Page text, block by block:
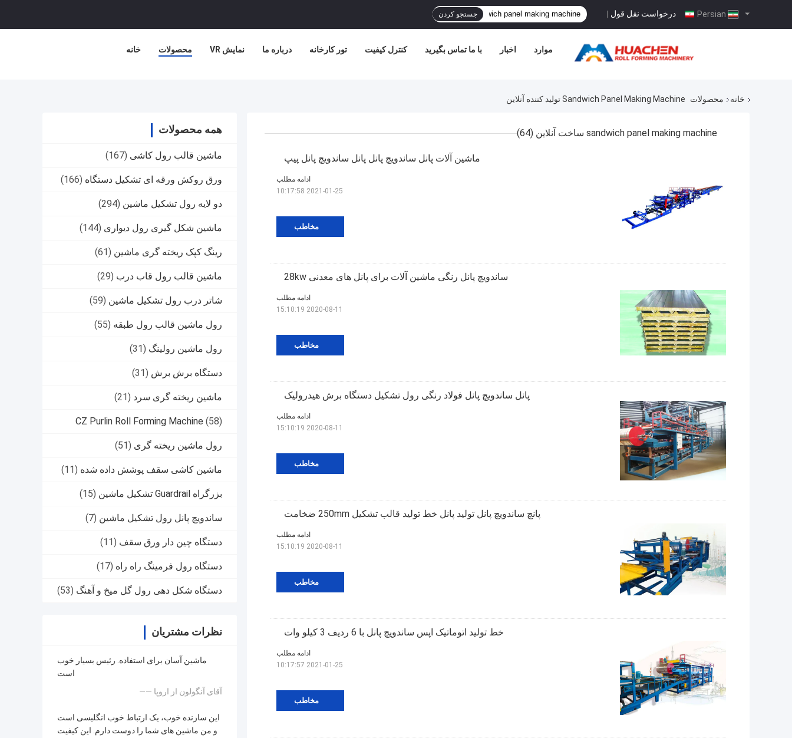
درخواست نقل قول | جستجو کردن
خانه محصولات نمایش VR درباره ما تور کارخانه کنترل کیفیت با ما تماس بگیرید اخبار موارد
خانه محصولات Sandwich Panel Making Machine تولید کننده آنلاین
همه محصولات
ماشین قالب رول کاشی (167)
ورق روکش ورقه ای تشکیل دستگاه (166)
دو لایه رول تشکیل ماشین (294)
ماشین شکل گیری رول دیواری (144)
رینگ کپک ریخته گری ماشین (61)
ماشین قالب رول قاب درب (29)
شاتر درب رول تشکیل ماشین (59)
رول ماشین قالب رول طبقه (55)
رول ماشین رولینگ (31)
دستگاه برش برش (31)
ماشین ریخته گری سرد (21)
CZ Purlin Roll Forming Machine (58)
رول ماشین ریخته گری (51)
ماشین کاشی سقف پوشش داده شده (11)
بزرگراه Guardrail تشکیل ماشین (15)
ساندویچ پانل رول تشکیل ماشین (7)
دستگاه چین دار ورق سقف (11)
دستگاه رول فرمینگ راه راه (17)
دستگاه شکل دهی رول گل میخ و آهنگ (53)
نظرات مشتریان
ماشین آسان برای استفاده. رئیس بسیار خوب
است
—— آقای آنگولون از اروپا
این سازنده خوب، یک ارتباط خوب انگلیسی است
و من ماشین های شما را دوست دارم. این کیفیت
sandwich panel making machine ساخت آنلاین (64)
ماشین آلات پانل ساندویچ پانل پانل ساندویچ پانل پیپ
مخاطب
ادامه مطلب
2021-01-25 10:17:58
ساندویچ پانل رنگی ماشین آلات برای پانل های معدنی 28kw
مخاطب
ادامه مطلب
2020-08-11 15:10:19
پانل ساندویچ پانل فولاد رنگی رول تشکیل دستگاه برش هیدرولیک
مخاطب
ادامه مطلب
2020-08-11 15:10:19
پانچ ساندویچ پانل تولید پانل خط تولید قالب تشکیل 250mm ضخامت
مخاطب
ادامه مطلب
2020-08-11 15:10:19
خط تولید اتوماتیک اپس ساندویچ پانل با 6 ردیف 3 کیلو وات
مخاطب
ادامه مطلب
2021-01-25 10:17:57